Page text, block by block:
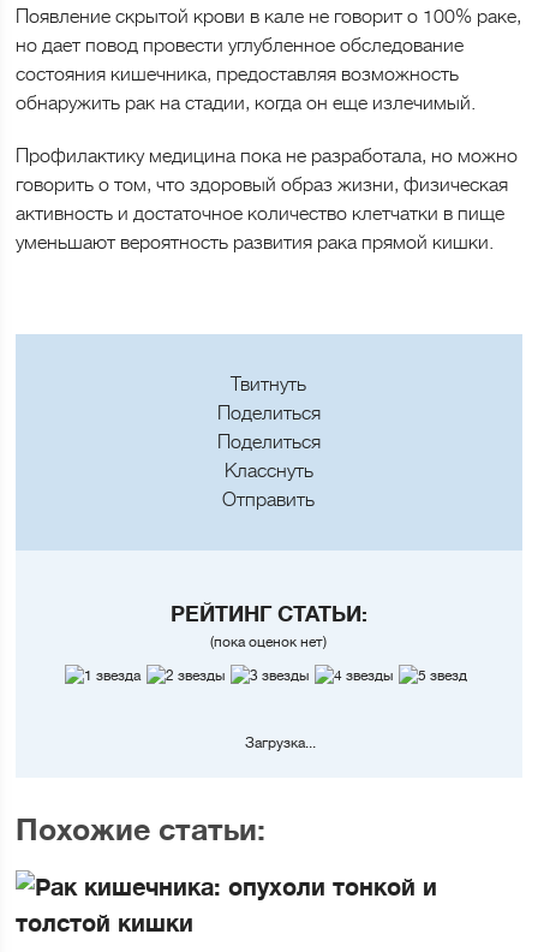
Появление скрытой крови в кале не говорит о 100% раке,
но дает повод провести углубленное обследование
состояния кишечника, предоставляя возможность
обнаружить рак на стадии, когда он еще излечимый.
Профилактику медицина пока не разработала, но можно
говорить о том, что здоровый образ жизни, физическая
активность и достаточное количество клетчатки в пище
уменьшают вероятность развития рака прямой кишки.
Твитнуть
Поделиться
Поделиться
Класснуть
Отправить
РЕЙТИНГ СТАТЬИ:
(пока оценок нет)
Загрузка...
Похожие статьи: